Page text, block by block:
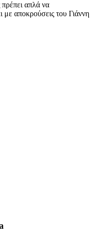
πρέπει απλά να
αποκρούσεις του Γιάννη